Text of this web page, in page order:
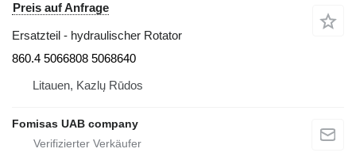
Preis auf Anfrage
Ersatzteil - hydraulischer Rotator
860.4 5066808 5068640
Litauen, Kazlų Rūdos
Fomisas UAB company